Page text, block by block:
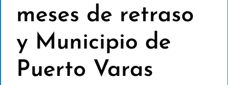
meses de retraso
y Municipio de
Puerto Varas